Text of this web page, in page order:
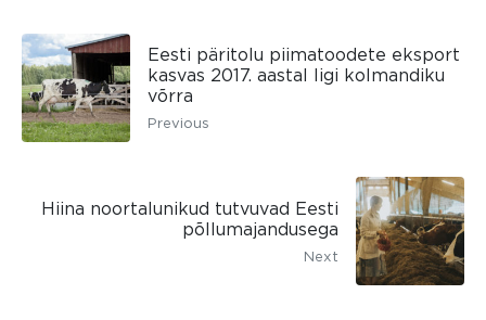
Eesti päritolu piimatoodete eksport
kasvas 2017. aastal ligi kolmandiku
võrra
Previous
Hiina noortalunikud tutvuvad Eesti
põllumajandusega
Next